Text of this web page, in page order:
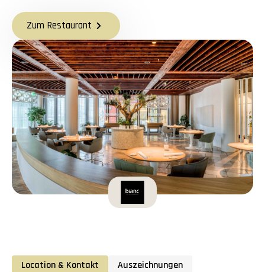
Zum Restaurant
Location & Kontakt Auszeichnungen